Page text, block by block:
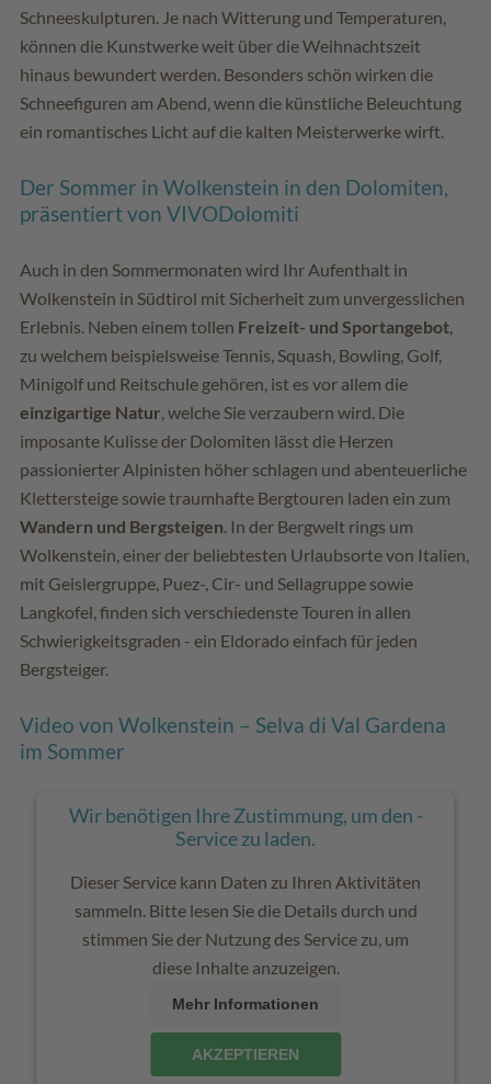
Schneeskulpturen. Je nach Witterung und Temperaturen,
können die Kunstwerke weit über die Weihnachtszeit
hinaus bewundert werden. Besonders schön wirken die
Schneefiguren am Abend, wenn die künstliche Beleuchtung
ein romantisches Licht auf die kalten Meisterwerke wirft.
Der Sommer in Wolkenstein in den Dolomiten,
präsentiert von VIVODolomiti
Auch in den Sommermonaten wird Ihr Aufenthalt in
Wolkenstein in Südtirol mit Sicherheit zum unvergesslichen
Erlebnis. Neben einem tollen Freizeit- und Sportangebot
zu welchem beispielsweise Tennis, Squash, Bowling, Golf,
Minigolf und Reitschule gehören, ist es vor allem die
einzigartige Natur , welche Sie verzaubern wird. Die
imposante Kulisse der Dolomiten lässt die Herzen
passionierter Alpinisten höher schlagen und abenteuerliche
Klettersteige sowie traumhafte Bergtouren laden ein zum
Wandern und Bergsteigen . In der Bergwelt rings um
Wolkenstein, einer der beliebtesten Urlaubsorte von Italien,
mit Geislergruppe, Puez-, Cir- und Sellagruppe sowie
Langkofel, finden sich verschiedenste Touren in allen
Schwierigkeitsgraden - ein Eldorado einfach für jeden
Bergsteiger.
Video von Wolkenstein – Selva di Val Gardena
im Sommer
Wir benötigen Ihre Zustimmung, um den -
Service zu laden.
Dieser Service kann Daten zu Ihren Aktivitäten
sammeln. Bitte lesen Sie die Details durch und
stimmen Sie der Nutzung des Service zu, um
diese Inhalte anzuzeigen.
Mehr Informationen
AKZEPTIEREN